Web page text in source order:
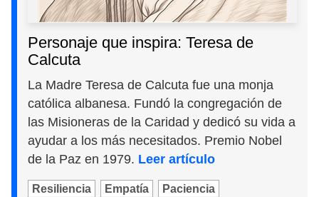
Personaje que inspira: Teresa de
Calcuta
La Madre Teresa de Calcuta fue una monja
católica albanesa. Fundó la congregación de
las Misioneras de la Caridad y dedicó su vida a
ayudar a los más necesitados. Premio Nobel
de la Paz en 1979. Leer artículo
Resiliencia Empatía Paciencia